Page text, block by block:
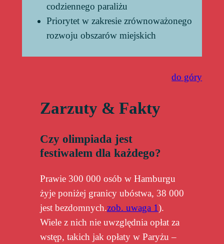
codziennego paraliżu
Priorytet w zakresie zrównoważonego
rozwoju obszarów miejskich
do góry
Zarzuty & Fakty
Czy olimpiada jest
festiwalem dla każdego?
Prawie 300 000 osób w Hamburgu
żyje poniżej granicy ubóstwa, 38 000
jest bezdomnych.zob. uwaga 1).
Wiele z nich nie uwzględnia opłat za
wstęp, takich jak opłaty w Paryżu –